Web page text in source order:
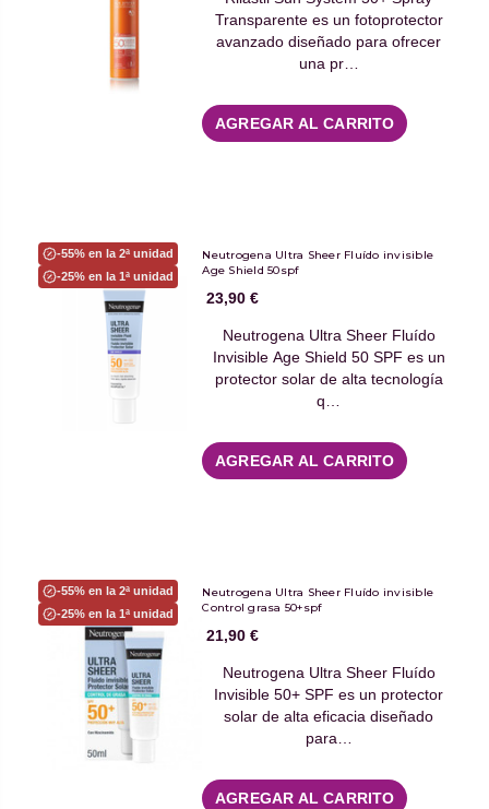
Transparente es un fotoprotector
avanzado diseñado para ofrecer
una pr…
AGREGAR AL CARRITO
-55% en la 2ª unidad
-25% en la 1ª unidad
Neutrogena Ultra Sheer Fluído invisible
Age Shield 50spf
23,90 €
Neutrogena Ultra Sheer Fluído
Invisible Age Shield 50 SPF es un
protector solar de alta tecnología
q…
AGREGAR AL CARRITO
-55% en la 2ª unidad
-25% en la 1ª unidad
Neutrogena Ultra Sheer Fluído invisible
Control grasa 50+spf
21,90 €
Neutrogena Ultra Sheer Fluído
Invisible 50+ SPF es un protector
solar de alta eficacia diseñado
para…
AGREGAR AL CARRITO